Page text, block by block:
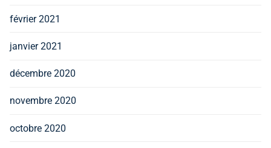
février 2021
janvier 2021
décembre 2020
novembre 2020
octobre 2020